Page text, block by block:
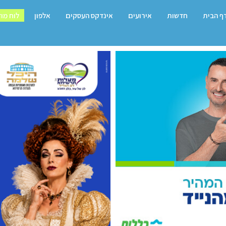
הבית חדשות אירועים אינדקס העסקים אלפון לוח